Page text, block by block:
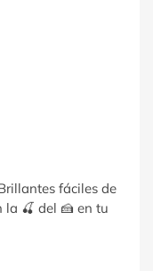
fáciles de
la 🍒 del 🍰 en tu